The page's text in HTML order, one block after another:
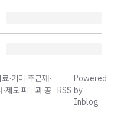
·기미·주근깨·
·제모 피부과 공 RSS·
Powered
by
Inblog